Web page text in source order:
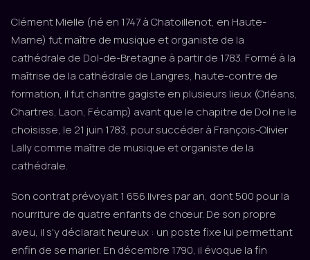
Clément Mielle (né en 1747 à Chatoillenot, en Haute-
Marne) fut maître de musique et organiste de la
cathédrale de Dol-de-Bretagne à partir de 1783. Formé à la
maîtrise de la cathédrale de Langres, haute-contre de
formation, il fut chantre gagiste en plusieurs lieux (Orléans,
Chartres, Laon, Fécamp) avant que le chapitre de Dol ne le
choisisse, le 21 juin 1783, pour succéder à François-Olivier
Lally comme maître de musique et organiste de la
cathédrale.
Son contrat prévoyait 1 656 livres par an, dont 500 pour la
nourriture de quatre enfants de chœur. De son propre
aveu, il s'y déclarait heureux : un poste fixe lui permettant
enfin de se marier. En décembre 1790, il évoque la fin